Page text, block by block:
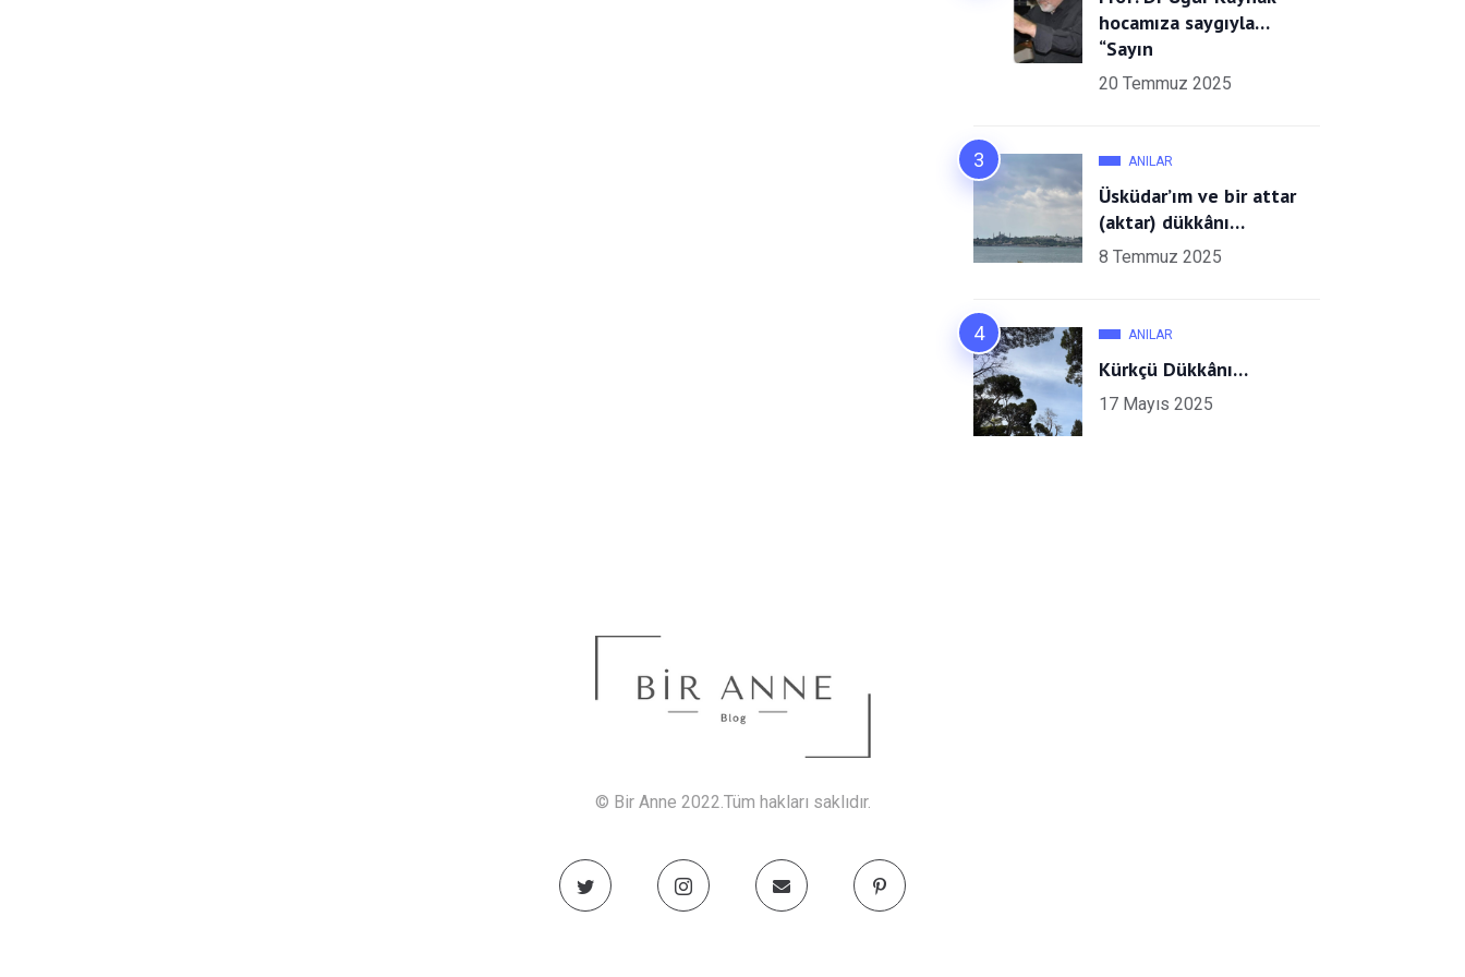
hocamıza saygıyla…
“Sayın
20 Temmuz 2025
ANILAR
Üsküdar’ım ve bir attar
(aktar) dükkânı…
8 Temmuz 2025
ANILAR
Kürkçü Dükkânı…
17 Mayıs 2025
© Bir Anne 2022.Tüm hakları saklıdır.